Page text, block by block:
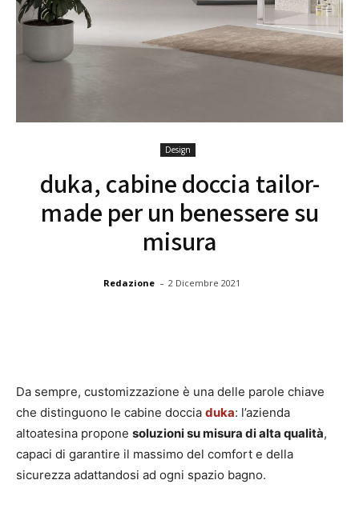
Design
duka, cabine doccia tailor-
made per un benessere su
misura
Redazione - 2 Dicembre 2021
Da sempre, customizzazione è una delle parole chiave
che distinguono le cabine doccia duka: l’azienda
altoatesina propone soluzioni su misura di alta qualità,
capaci di garantire il massimo del comfort e della
sicurezza adattandosi ad ogni spazio bagno.